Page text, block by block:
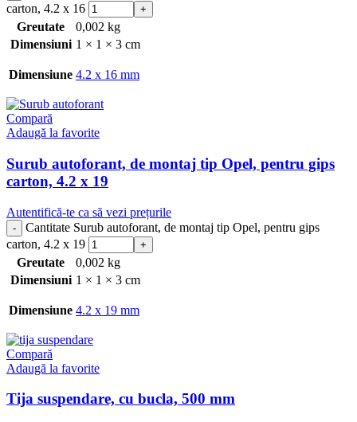
carton, 4.2 x 16
Greutate
0,002 kg
Dimensiuni 1 × 1 × 3 cm
Dimensiune 4.2 x 16 mm
Compară
Adaugă la favorite
Surub autoforant, de montaj tip Opel, pentru gips
carton, 4.2 x 19
Autentifică-te ca să vezi prețurile
Cantitate Surub autoforant, de montaj tip Opel, pentru gips
carton, 4.2 x 19
Greutate
0,002 kg
Dimensiuni 1 × 1 × 3 cm
Dimensiune 4.2 x 19 mm
Compară
Adaugă la favorite
Tija suspendare, cu bucla, 500 mm